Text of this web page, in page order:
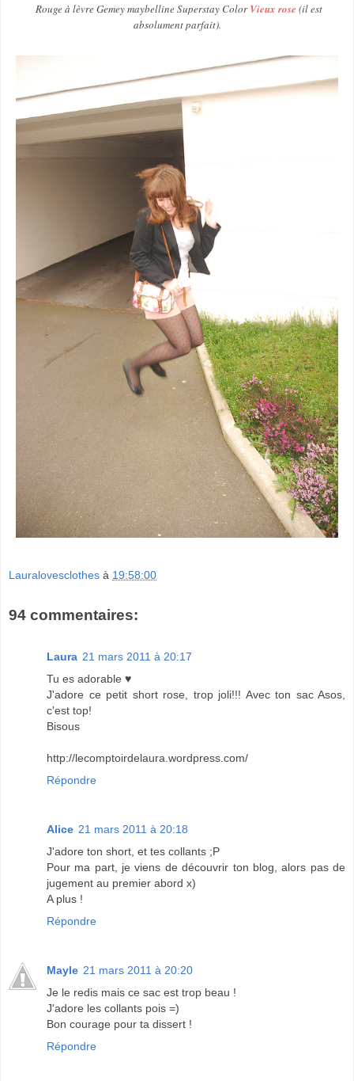
Rouge à lèvre Gemey maybelline Superstay ColorVieux rose (il est
absolument parfait).
Lauralovesclothes à 19:58:00
94 commentaires:
Laura 21 mars 2011 à 20:17
Tu es adorable ♥
J'adore ce petit short rose, trop joli!!! Avec ton sac Asos,
c'est top!
Bisous
http://lecomptoirdelaura.wordpress.com/
Répondre
Alice 21 mars 2011 à 20:18
J'adore ton short, et tes collants ;P
Pour ma part, je viens de découvrir ton blog, alors pas de
jugement au premier abord x)
A plus !
Répondre
Mayle 21 mars 2011 à 20:20
Je le redis mais ce sac est trop beau !
J'adore les collants pois =)
Bon courage pour ta dissert !
Répondre